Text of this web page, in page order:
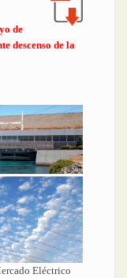
de
descenso de la
Eléctrico